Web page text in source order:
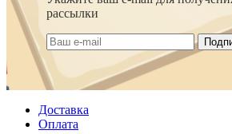
рассылки
Доставка
Оплата